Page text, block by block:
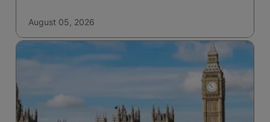
August 05, 2026